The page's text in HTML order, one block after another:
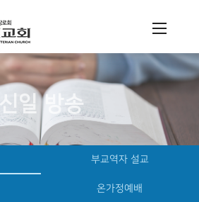
신일 방송
부교역자 설교
온가정예배